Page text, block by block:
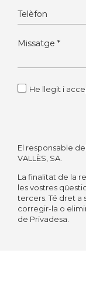
He llegit i
Alternative:
El responsable
VALLÈS, SA.
La finalitat de la
les vostres
tercers. Té dret a
corregir-la o
de Privadesa.